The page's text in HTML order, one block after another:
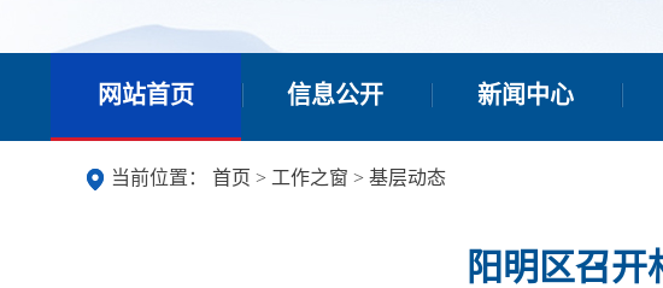
网站首页 信息公开 新闻中心
当前位置： 首页 > 工作之窗 > 基层动态
阳明区召